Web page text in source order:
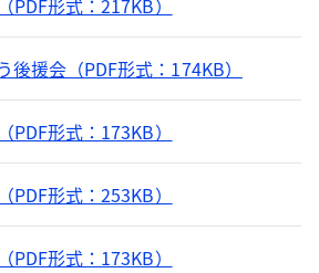
形式：217KB）
後援会（PDF形式：174KB）
形式：173KB）
形式：253KB）
形式：173KB）